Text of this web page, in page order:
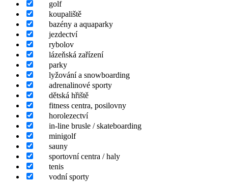
golf
koupaliště
bazény a aquaparky
jezdectví
rybolov
lázeňská zařízení
parky
lyžování a snowboarding
adrenalinové sporty
dětská hřiště
fitness centra, posilovny
horolezectví
in-line brusle / skateboarding
minigolf
sauny
sportovní centra / haly
tenis
vodní sporty